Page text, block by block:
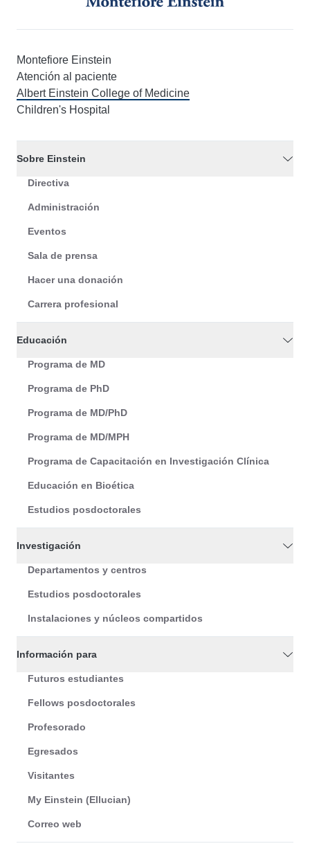
Montefiore Einstein
Atención al paciente
Albert Einstein College of Medicine
Children's Hospital
Sobre Einstein
Directiva
Administración
Eventos
Sala de prensa
Hacer una donación
Carrera profesional
Educación
Programa de MD
Programa de PhD
Programa de MD/PhD
Programa de MD/MPH
Programa de Capacitación en Investigación Clínica
Educación en Bioética
Estudios posdoctorales
Investigación
Departamentos y centros
Estudios posdoctorales
Instalaciones y núcleos compartidos
Información para
Futuros estudiantes
Fellows posdoctorales
Profesorado
Egresados
Visitantes
My Einstein (Ellucian)
Correo web